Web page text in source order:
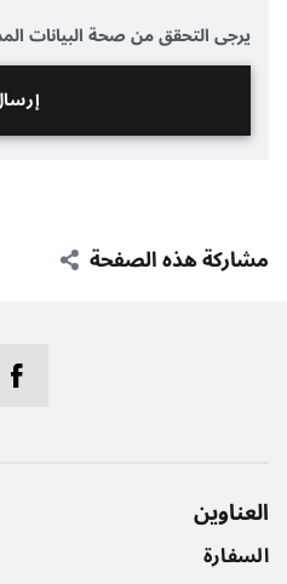
يرجى التحقق من صحة البيانات
مشاركة هذه الصفحة
العناوين
السفارة